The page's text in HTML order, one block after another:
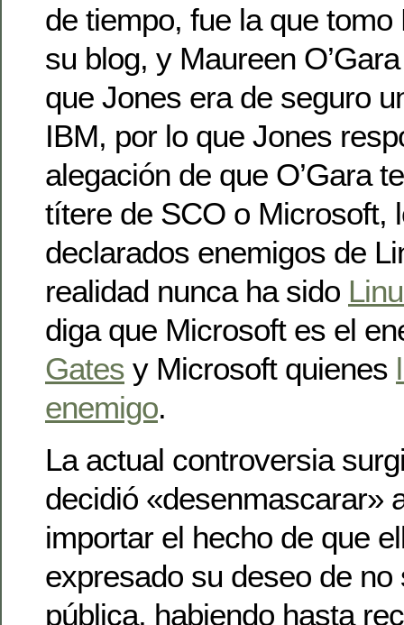
de tiempo, fue la que
su blog, y Maureen
que Jones era de seguro
IBM, por lo que Jones
alegación de que O’Gara
títere de SCO o Microsoft,
declarados enemigos de
realidad nunca ha sido
diga que Microsoft es el
Gates y Microsoft quienes
enemigo.
La actual controversia
decidió «desenmascarar»
importar el hecho de que
expresado su deseo de no
pública, habiendo hasta